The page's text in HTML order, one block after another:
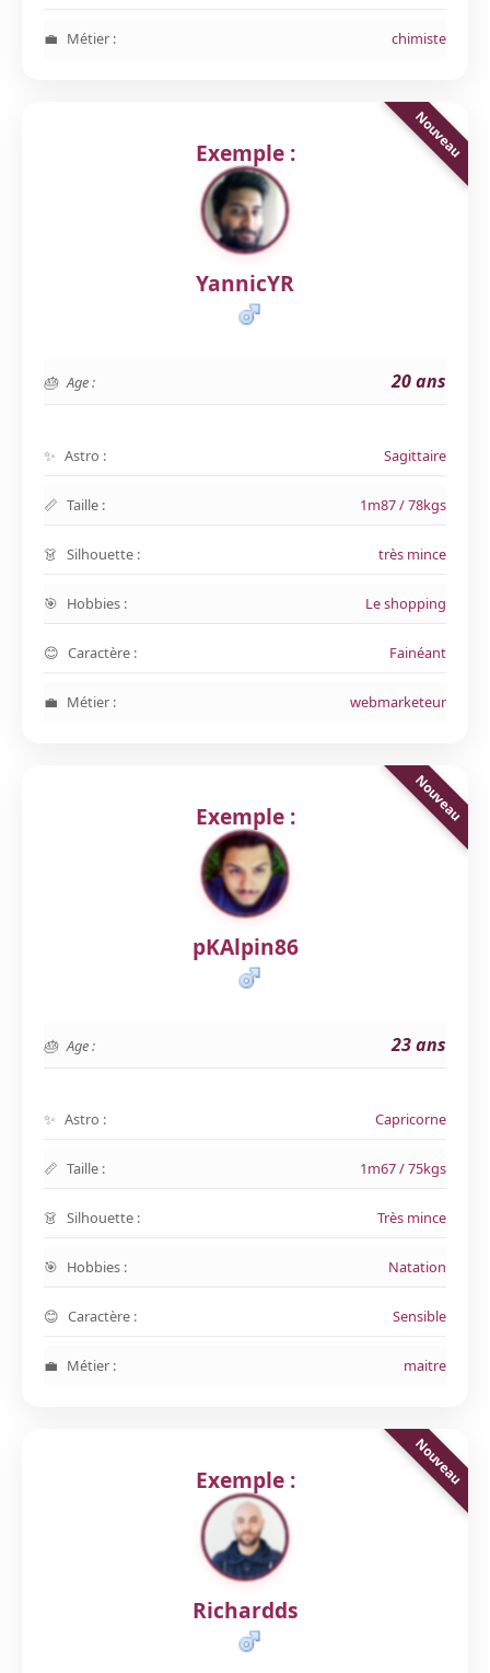
Métier : chimiste
Exemple :
YannicYR
Age : 20 ans
Astro : Sagittaire
Taille : 1m87 / 78kgs
Silhouette : très mince
Hobbies : Le shopping
Caractère : Fainéant
Métier : webmarketeur
Exemple :
pKAlpin86
Age : 23 ans
Astro : Capricorne
Taille : 1m67 / 75kgs
Silhouette : Très mince
Hobbies : Natation
Caractère : Sensible
Métier : maitre
Exemple :
Richardds